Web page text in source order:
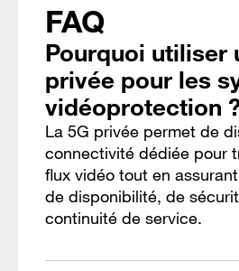
FAQ
Pourquoi utiliser
privée pour les
vidéoprotection
La 5G privée permet de
connectivité dédiée pour
flux vidéo tout en
de disponibilité, de
continuité de service.